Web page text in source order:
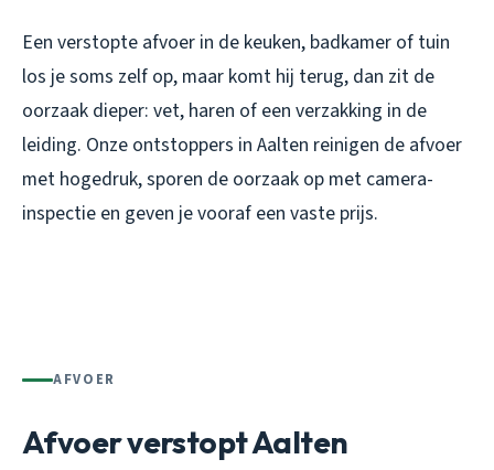
Een verstopte afvoer in de keuken, badkamer of tuin
los je soms zelf op, maar komt hij terug, dan zit de
oorzaak dieper: vet, haren of een verzakking in de
leiding. Onze ontstoppers in Aalten reinigen de afvoer
met hogedruk, sporen de oorzaak op met camera-
inspectie en geven je vooraf een vaste prijs.
AFVOER
Afvoer verstopt Aalten